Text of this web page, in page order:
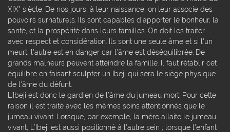
XIX° siècle. De nos jours, à leur naissance, on leur associe des
pouvoirs surnaturels. Ils sont capables d'apporter le bonheur, la
santé, et la prospérité dans leurs familles. On doit les traiter
avec respect et considération. Ils sont une seule âme et si l'un
meurt, l'autre est en danger car l'âme est déséquilibrée. De
grands malheurs peuvent atteindre la famille. Il faut rétablir cet
équilibre en faisant sculpter un Ibeji qui sera le siège physique
de l'âme du défunt.
L'Ibeji est donc le gardien de l’âme du jumeau mort. Pour cette
raison il est traité avec les mêmes soins attentionnés que le
jumeau vivant. Lorsque, par exemple, la mère allaite le jumeau
vivant, L’Ibeji est aussi positionné à l'autre sein ; lorsque l'enfant